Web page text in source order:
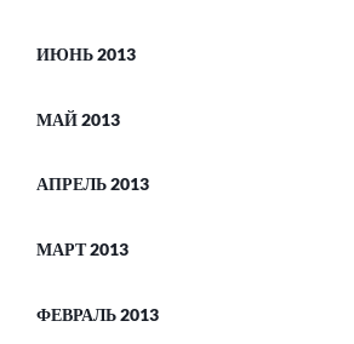
ИЮНЬ 2013
МАЙ 2013
АПРЕЛЬ 2013
МАРТ 2013
ФЕВРАЛЬ 2013